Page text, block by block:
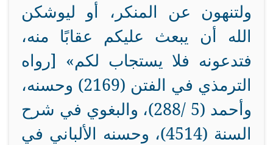
ولتنهون عن المنكر، أو ليوشكن
الله أن يبعث عليكم عقابًا منه،
فتدعونه فلا يستجاب لكم» [رواه
الترمذي في الفتن (2169) وحسنه،
وأحمد (5 /288)، والبغوي في شرح
السنة (4514)، وحسنه الألباني في